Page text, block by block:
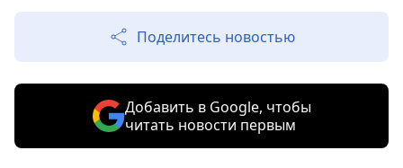
Поделитесь новостью
Добавить в Google, чтобы
читать новости первым